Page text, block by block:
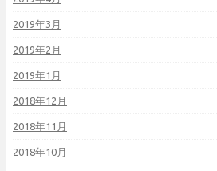
2019年3月
2019年2月
2019年1月
2018年12月
2018年11月
2018年10月